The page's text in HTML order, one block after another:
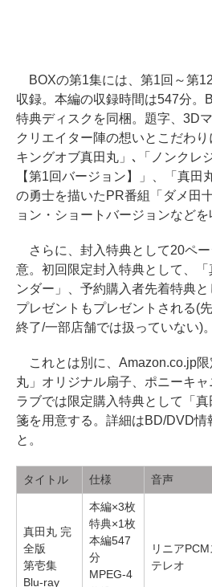
BOXの第1集には、第1回～第
収録。本編の収録時間は547分。
特典ディスクを同梱。題字、3D
クリエイター陣の想いとこだわ
キングオブ真田丸」､「ノンクレ
【第1回バージョン】」、「真田
の勇士を描いたPR番組「ダメ田
ョン・ショートバージョンなどを
さらに、封入特典として20ペー
意。初回限定封入特典として、
ンダー」、予約購入者先着特典
プレゼントもプレゼントされる(
終了/一部店舗では扱っていない)。
これとは別に、Amazon.co.jp限
丸」オリジナル扇子、ポニーキ
ラブでは限定購入特典として「
箋を用意する。詳細はBD/DVD情
と。
タイトル 仕様 音声
真田丸 完
全版
第壱集
Blu-ray
本編×3枚
特典×1枚
本編547
分
MPEG-4
リニアPCM
テレオ